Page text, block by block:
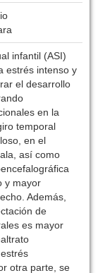
infantil (ASI)
estrés intenso y
el desarrollo
en la
temporal
en el
así como
y mayor
Además,
de
es mayor
otra parte, se